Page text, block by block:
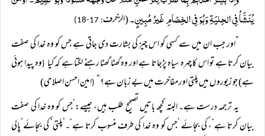
یُنَشَّاُ فِی الحِلیَۃِ وَہُوَ فِی الخِصَامِ غَیرُ مُبِینٍ۔(الزخرف: 17-18)
”اور جب ان میں سے کسی کو اس چیز کی بشارت دی جاتی ہے جس کو وہ خدا کی صفت
بیان کرتا ہے تو اس کا چہرہ سیاہ پڑجاتا ہے اور وہ گھٹا گھٹا رہنے لگتا ہے کہ کیا (وہ پیدا ہوئی
ہے) جو زیوروں میں پلتی اور مفاخرت میں بے زبان ہے؟“ (امین احسن اصلاحی)
یہ ترجمہ درست ہے۔ البتہ کچھ باتیں تصحیح طلب ہیں، جیسے:’جس کو وہ خدا کی صفت
بیان کرتا ہے‘، کی بجائے ’جس کو وہ خدا کی طرف منسوب کرتا ہے‘۔’پلتی‘ کی بجائے’پالی